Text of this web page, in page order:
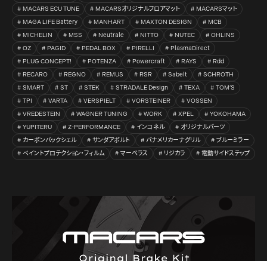
MACARS ECU TUNE
MACARSオリジナルフロアマット
MACARSマット
MAGA LIFE Battery
MANHART MAXTON DESIGN
MCB
MICHELIN
MSS Neutrale NITTO NUTEC
OHLINS
OZ
PAGID PEDAL BOX PIRELLI
PlasmaDirect
PLUG CONCEPT!
POTENZA Powercraft RAYS
Rdd
RECARO
REGNO REMUS RSR Sabelt
SCHROTH
SMART
ST STEK STRADALE Design TEXA
TOM’S
TPI
VARTA VERSPIELT VORSTEINER
VOSSEN
VREDESTEIN
WAGNER TUNING WORK XPEL
YOKOHAMA
YUPITERU
Z-PERFORMANCE インコネル
オリジナルパーツ
カーボンバックシェル
サンダアボルト パナメリカーナグリル
ブルーミラー
ペイントプロテクション・フィルム
マーベラス リジカラ 電動サイドステップ